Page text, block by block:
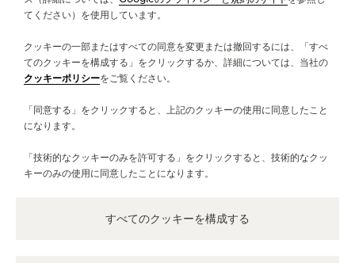
『Behind the Calibres』は、デュオプランからジオフィジ
的なキャリバーが搭載された最も象徴的なヴィンテージタイ
ムピースを紹介する一連の短編動画です。 こちらの短編動
ております。これらのタイムピースが紡いできたストーリー
ルストーンとなった、重要な瞬間を称えています。
てください）を使用しています。
クッキーの一部またはすべての同意を変更または撤回するには、「すべ
てのクッキーを構成する」をクリックするか、詳細については、当社の
クッキーポリシーをご覧ください。
「同意する」をクリックすると、上記のクッキーの使用に同意したこと
になります。
「技術的なクッキーのみを許可する」をクリックすると、技術的なクッ
キーのみの使用に同意したことになります。
すべてのクッキーを構成する